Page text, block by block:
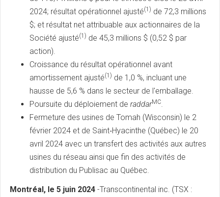
2024; résultat opérationnel ajusté(1) de 72,3 millions
$; et résultat net attribuable aux actionnaires de la
Société ajusté(1) de 45,3 millions $ (0,52 $ par
action).
Croissance du résultat opérationnel avant
amortissement ajusté(1) de 1,0 %, incluant une
hausse de 5,6 % dans le secteur de l'emballage.
Poursuite du déploiement de raddarMC.
Fermeture des usines de Tomah (Wisconsin) le 2
février 2024 et de Saint‑Hyacinthe (Québec) le 20
avril 2024 avec un transfert des activités aux autres
usines du réseau ainsi que fin des activités de
distribution du Publisac au Québec.
Montréal, le 5 juin 2024 -Transcontinental inc. (TSX :